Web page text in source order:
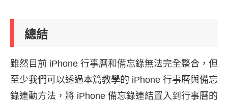
總結
雖然目前 iPhone 行事曆和備忘錄無法完全整合，但
至少我們可以透過本篇教學的 iPhone 行事曆與備忘
錄連動方法，將 iPhone 備忘錄連結置入到行事曆的